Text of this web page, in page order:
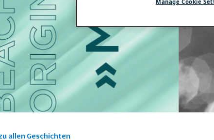
allen Geschichten
Manage Cookie